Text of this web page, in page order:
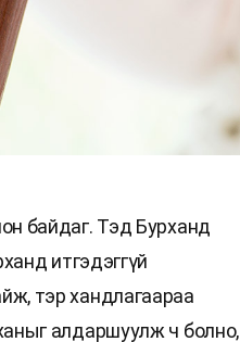
байдаг. Тэд Бурханд
итгэдэггүй
тэр хандлагаараа
алдаршуулж ч болно,